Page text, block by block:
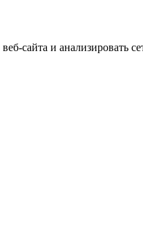
сайта и анализировать